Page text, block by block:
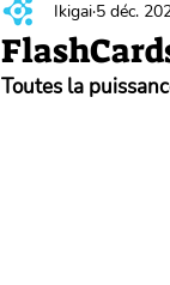
Ikigai 5 déc.
Toutes la